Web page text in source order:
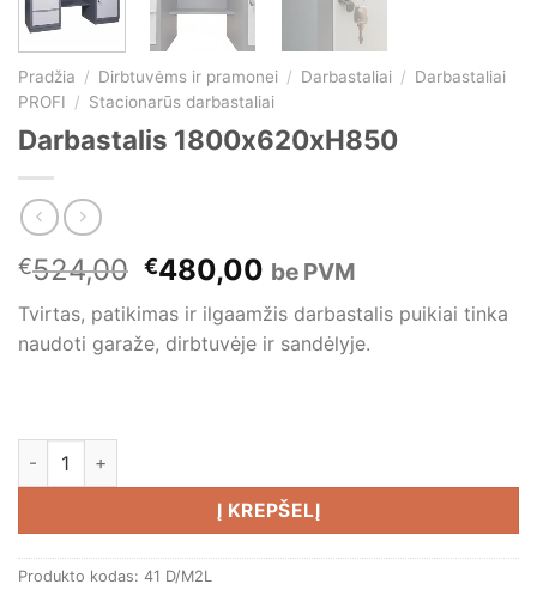
Pradžia / Dirbtuvėms ir pramonei / Darbastaliai / Darbastaliai
PROFI / Stacionarūs darbastaliai
Darbastalis 1800x620xH850
€524,00 Original
price
was:
€524,00.
€480,00 Current
price
is:
€480,00.
be PVM
Tvirtas, patikimas ir ilgaamžis darbastalis puikiai tinka
naudoti garaže, dirbtuvėje ir sandėlyje.
produkto kiekis: Darbastalis 1800x620xH850
Į KREPŠELĮ
Produkto kodas: 41 D/M2L